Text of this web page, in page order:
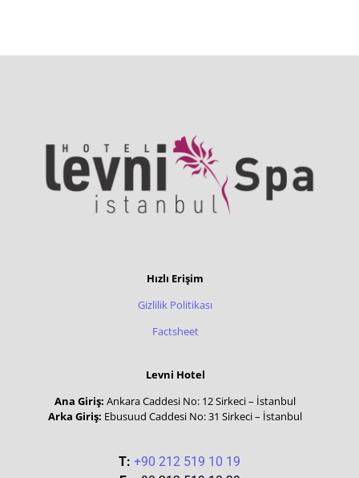
Hızlı Erişim
Gizlilik Politikası
Factsheet
Levni Hotel
Ana Giriş: Ankara Caddesi No: 12 Sirkeci – İstanbul
Arka Giriş: Ebusuud Caddesi No: 31 Sirkeci – İstanbul
T: +90 212 519 10 19